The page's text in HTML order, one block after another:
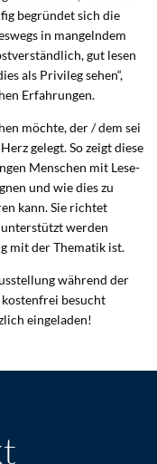
begründet sich die
in mangelndem
gut lesen
als Privileg sehen“,
Erfahrungen.
möchte, der / dem sei
gelegt. So zeigt diese
Menschen mit Lese-
und wie dies zu
kann. Sie richtet
werden
mit der Thematik ist.
während der
besucht
eingeladen!